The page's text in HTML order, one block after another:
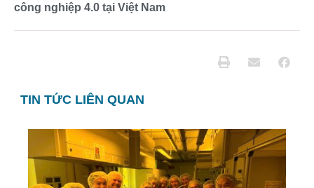
công nghiệp 4.0 tại Việt Nam
TIN TỨC LIÊN QUAN